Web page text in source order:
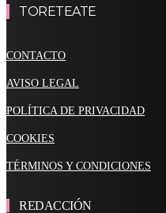
TORETEATE
CONTACTO
AVISO LEGAL
POLÍTICA DE PRIVACIDAD
COOKIES
TÉRMINOS Y CONDICIONES
REDACCIÓN